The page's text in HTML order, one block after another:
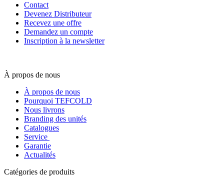
Contact
Devenez Distributeur
Recevez une offre
Demandez un compte
Inscription à la newsletter
À propos de nous
À propos de nous
Pourquoi TEFCOLD
Nous livrons
Branding des unités
Catalogues
Service
Garantie
Actualités
Catégories de produits